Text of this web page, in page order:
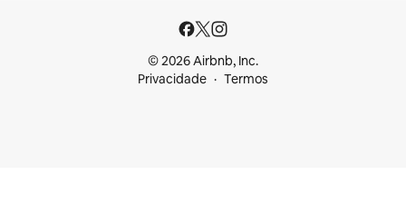
© 2026 Airbnb, Inc.
Privacidade
Termos